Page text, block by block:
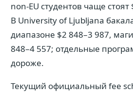
non-EU студентов чаще стоят
В University of Ljubljana
диапазоне $2 848–3 987,
848–4 557; отдельные
дороже.
Текущий официальный fee